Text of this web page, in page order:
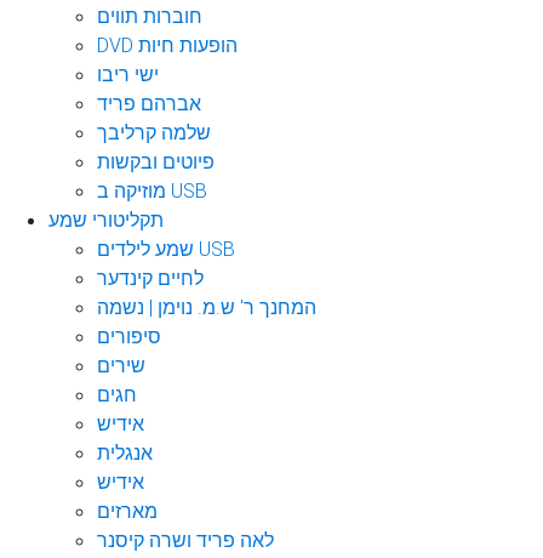
חוברות תווים
DVD הופעות חיות
ישי ריבו
אברהם פריד
שלמה קרליבך
פיוטים ובקשות
מוזיקה ב USB
תקליטורי שמע
שמע לילדים USB
לחיים קינדער
המחנך ר' ש.מ. נוימן | נשמה
סיפורים
שירים
חגים
אידיש
אנגלית
אידיש
מארזים
לאה פריד ושרה קיסנר